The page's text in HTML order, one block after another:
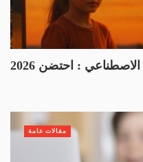
: احتضن 2026
مقالات عامة